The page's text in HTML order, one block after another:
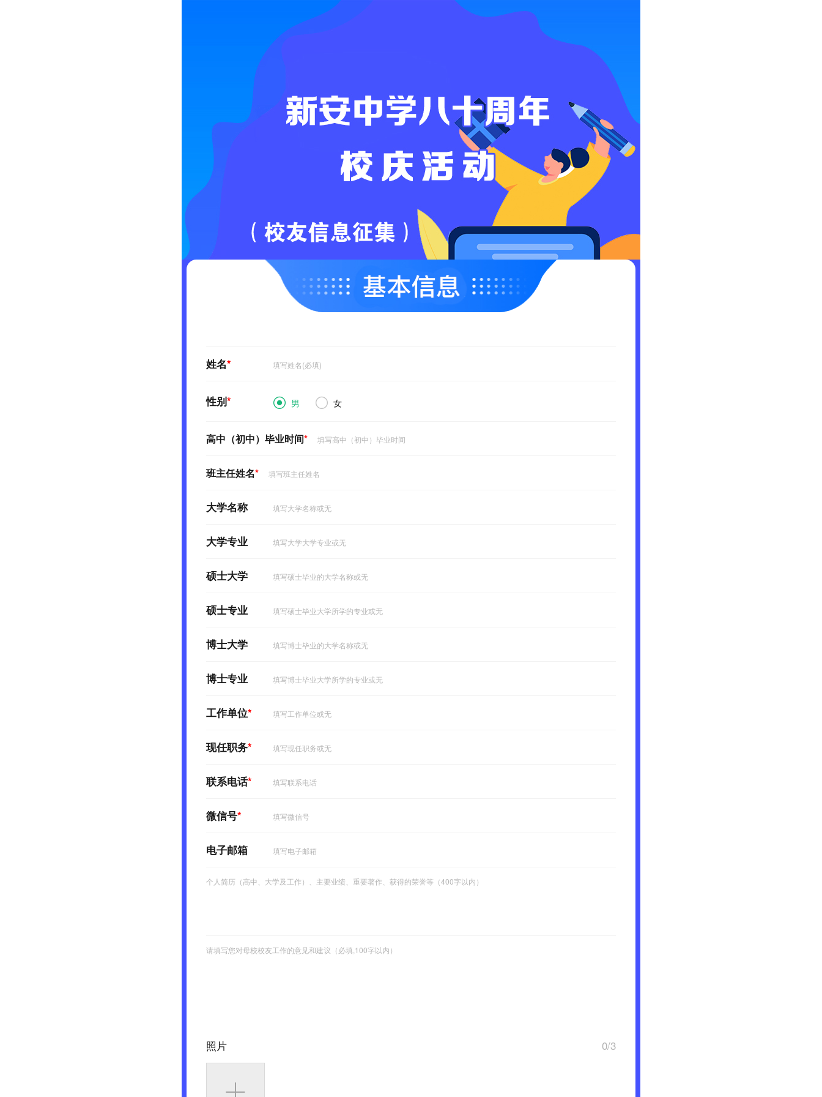
姓名*
性别* 男 女
高中（初中）毕业时间*
班主任姓名*
大学名称
大学专业
硕士大学
硕士专业
博士大学
博士专业
工作单位*
现任职务*
联系电话*
微信号*
电子邮箱
照片 0/3